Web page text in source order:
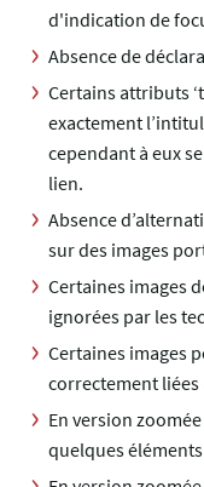
d'indication de
Absence de
Certains attributs
exactement
cependant à eux
lien.
Absence
sur des images
Certaines images
ignorées par les
Certaines images
correctement
En version
quelques